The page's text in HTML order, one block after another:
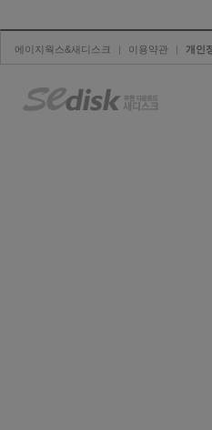
에이지웍스&새디스크 | 이용약관 | 개인